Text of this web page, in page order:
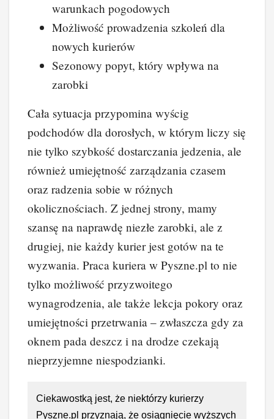
warunkach pogodowych
Możliwość prowadzenia szkoleń dla
nowych kurierów
Sezonowy popyt, który wpływa na
zarobki
Cała sytuacja przypomina wyścig
podchodów dla dorosłych, w którym liczy się
nie tylko szybkość dostarczania jedzenia, ale
również umiejętność zarządzania czasem
oraz radzenia sobie w różnych
okolicznościach. Z jednej strony, mamy
szansę na naprawdę niezłe zarobki, ale z
drugiej, nie każdy kurier jest gotów na te
wyzwania. Praca kuriera w Pyszne.pl to nie
tylko możliwość przyzwoitego
wynagrodzenia, ale także lekcja pokory oraz
umiejętności przetrwania – zwłaszcza gdy za
oknem pada deszcz i na drodze czekają
nieprzyjemne niespodzianki.
Ciekawostką jest, że niektórzy kurierzy
Pyszne.pl przyznają, że osiągnięcie wyższych